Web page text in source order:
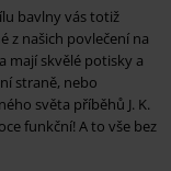
bavlny vás totiž
z našich povlečení na
mají skvělé potisky a
straně, nebo
světa příběhů J. K.
funkční! A to vše bez